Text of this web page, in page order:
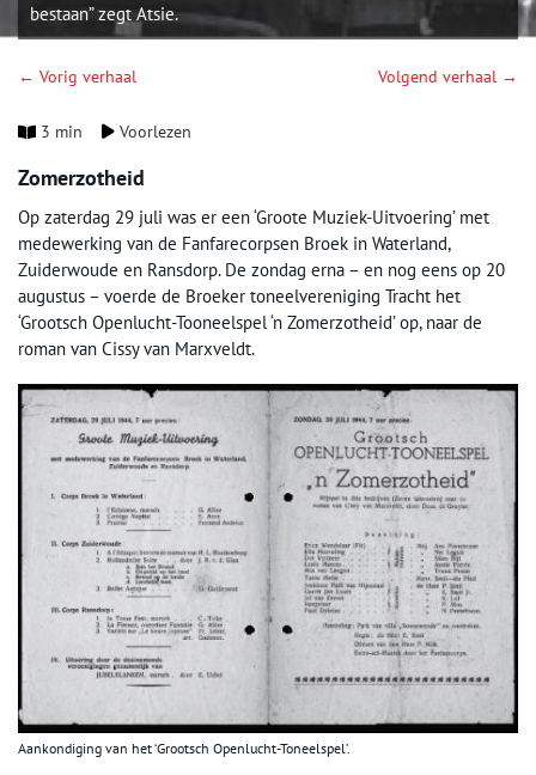
bestaan” zegt Atsie.
← Vorig verhaal Volgend verhaal →
3 min Voorlezen
Zomerzotheid
Op zaterdag 29 juli was er een ‘Groote Muziek-Uitvoering’ met
medewerking van de Fanfarecorpsen Broek in Waterland,
Zuiderwoude en Ransdorp. De zondag erna – en nog eens op 20
augustus – voerde de Broeker toneelvereniging Tracht het
‘Grootsch Openlucht-Tooneelspel ‘n Zomerzotheid’ op, naar de
roman van Cissy van Marxveldt.
Aankondiging van het ‘Grootsch Openlucht-Toneelspel’.